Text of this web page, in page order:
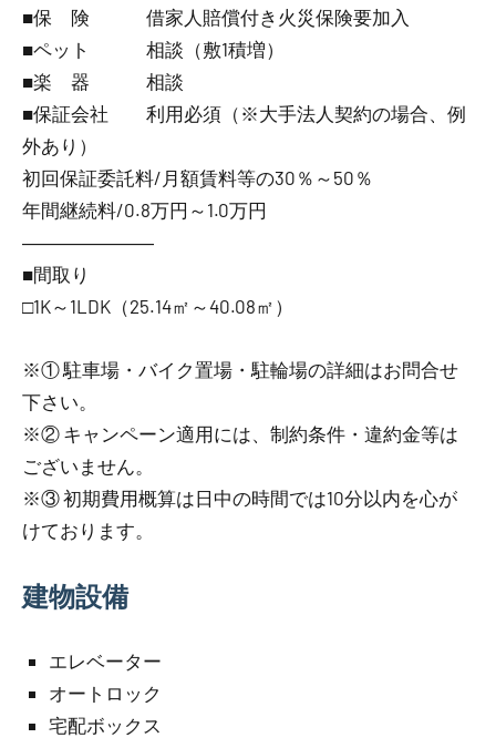
■保 険 借家人賠償付き火災保険要加入
■ペット 相談（敷1積増）
■楽 器 相談
■保証会社 利用必須（※大手法人契約の場合、例
外あり）
初回保証委託料/月額賃料等の30％～50％
年間継続料/0.8万円～1.0万円
―――――――
■間取り
□1K～1LDK（25.14㎡～40.08㎡）
※① 駐車場・バイク置場・駐輪場の詳細はお問合せ
下さい。
※② キャンペーン適用には、制約条件・違約金等は
ございません。
※③ 初期費用概算は日中の時間では10分以内を心が
けております。
建物設備
エレベーター
オートロック
宅配ボックス